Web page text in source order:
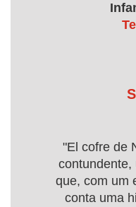
"El cofre de
contundente,
que, com um
conta uma